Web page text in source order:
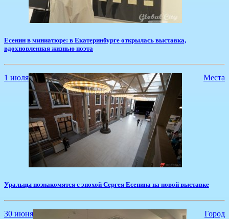
​Есенин в миниатюре: в Екатеринбурге открылась выставка,
вдохновленная жизнью поэта
1 июля Места
​Уральцы познакомятся с эпохой Сергея Есенина на новой выставке
30 июня Город